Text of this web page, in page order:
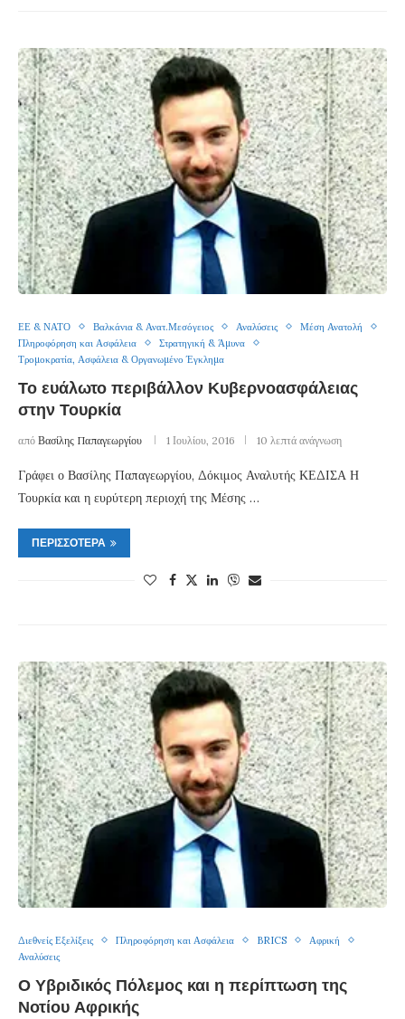
ΕΕ & ΝΑΤΟ Βαλκάνια & Ανατ.Μεσόγειος Αναλύσεις
Μέση Ανατολή
Πληροφόρηση και Ασφάλεια
Στρατηγική & Άμυνα
Τρομοκρατία, Ασφάλεια & Οργανωμένο Έγκλημα
Το ευάλωτο περιβάλλον Κυβερνοασφάλειας
στην Τουρκία
από Βασίλης Παπαγεωργίου 1 Ιουλίου, 2016 10 λεπτά ανάγνωση
Γράφει ο Βασίλης Παπαγεωργίου, Δόκιμος Αναλυτής ΚΕΔΙΣΑ Η
Τουρκία και η ευρύτερη περιοχή της Μέσης …
ΠΕΡΙΣΣΌΤΕΡΑ
Διεθνείς Εξελίξεις Πληροφόρηση και Ασφάλεια BRICS
Αφρική
Αναλύσεις
Ο Υβριδικός Πόλεμος και η περίπτωση της
Νοτίου Αφρικής